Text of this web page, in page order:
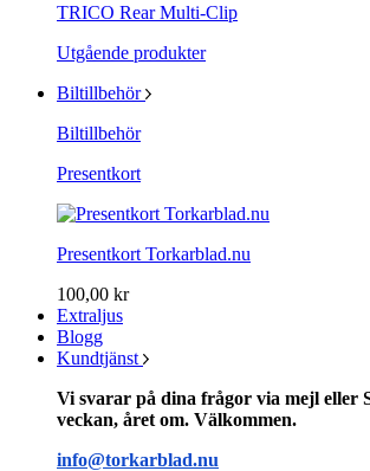
TRICO Rear Multi-Clip
Utgående produkter
Biltillbehör
Biltillbehör
Presentkort
Presentkort Torkarblad.nu
100,00 kr
Extraljus
Blogg
Kundtjänst
Vi svarar på dina frågor via mejl eller
veckan, året om. Välkommen.
info@torkarblad.nu